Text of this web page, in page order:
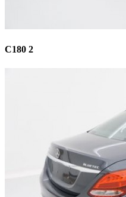
C180 2